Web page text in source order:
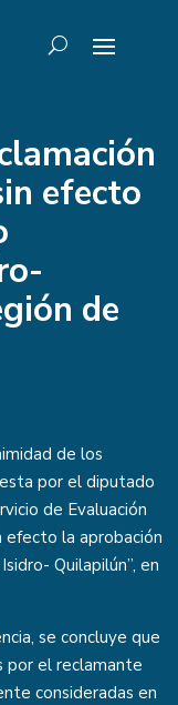
efecto
de
de los
por el diputado
de Evaluación
efecto la aprobación
Quilapilún”, en
se concluye que
por el reclamante
consideradas en